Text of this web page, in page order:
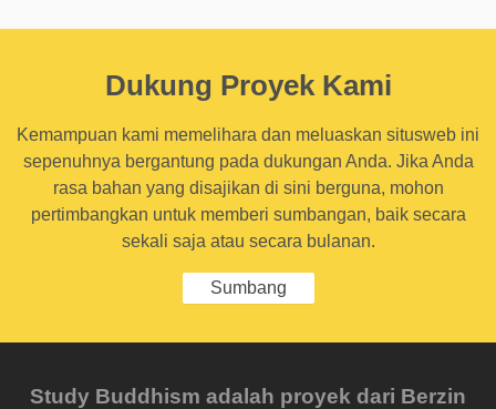
Dukung Proyek Kami
Kemampuan kami memelihara dan meluaskan situsweb ini
sepenuhnya bergantung pada dukungan Anda. Jika Anda
rasa bahan yang disajikan di sini berguna, mohon
pertimbangkan untuk memberi sumbangan, baik secara
sekali saja atau secara bulanan.
Sumbang
Study Buddhism adalah proyek dari Berzin